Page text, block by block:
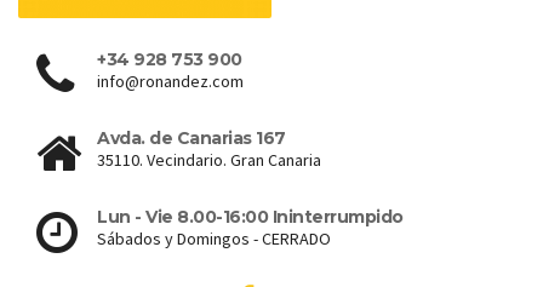
+34 928 753 900
info@ronandez.com
Avda. de Canarias 167
35110. Vecindario. Gran Canaria
Lun - Vie 8.00-16:00 Ininterrumpido
Sábados y Domingos - CERRADO